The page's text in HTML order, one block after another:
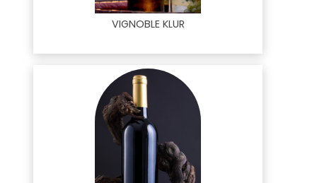
VIGNOBLE KLUR